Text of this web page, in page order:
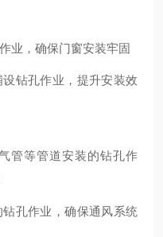
业，确保门窗安装牢固
钻孔作业，提升安装效
管等管道安装的钻孔作
孔作业，确保通风系统